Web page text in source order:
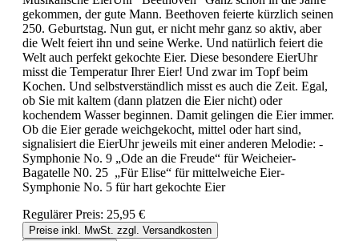
gekommen, der gute Mann. Beethoven feierte kürzlich seinen
250. Geburtstag. Nun gut, er nicht mehr ganz so aktiv, aber
die Welt feiert ihn und seine Werke. Und natürlich feiert die
Welt auch perfekt gekochte Eier. Diese besondere EierUhr
misst die Temperatur Ihrer Eier! Und zwar im Topf beim
Kochen. Und selbstverständlich misst es auch die Zeit. Egal,
ob Sie mit kaltem (dann platzen die Eier nicht) oder
kochendem Wasser beginnen. Damit gelingen die Eier immer.
Ob die Eier gerade weichgekocht, mittel oder hart sind,
signalisiert die EierUhr jeweils mit einer anderen Melodie: -
Symphonie No. 9 „Ode an die Freude“ für Weicheier-
Bagatelle N0. 25 „Für Elise“ für mittelweiche Eier-
Symphonie No. 5 für hart gekochte Eier
Regulärer Preis: 25,95 €
Preise inkl. MwSt. zzgl. Versandkosten